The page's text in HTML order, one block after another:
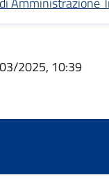
2025, 10:39